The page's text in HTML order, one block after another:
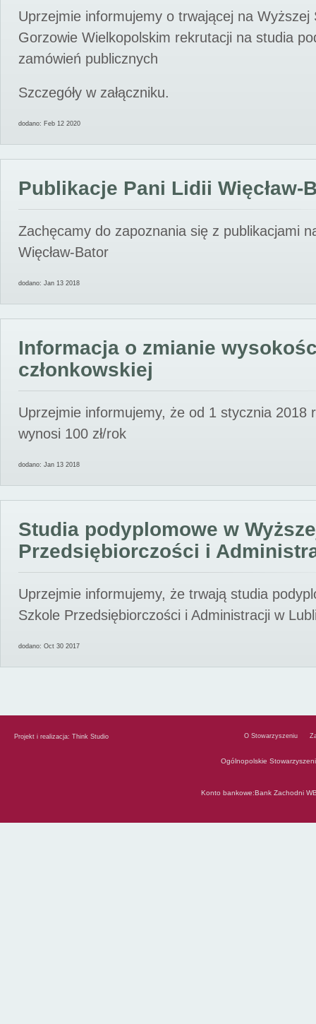
Uprzejmie informujemy o trwającej na Wyższej
Gorzowie Wielkopolskim rekrutacji na studia
zamówień publicznych
Szczegóły w załączniku.
dodano: Feb 12 2020
Publikacje Pani Lidii Więcław-
Zachęcamy do zapoznania się z publikacjami
Więcław-Bator
dodano: Jan 13 2018
Informacja o zmianie
członkowskiej
Uprzejmie informujemy, że od 1 stycznia 2018
wynosi 100 zł/rok
dodano: Jan 13 2018
Studia podyplomowe w
Przedsiębiorczości i
Uprzejmie informujemy, że trwają studia
Szkole Przedsiębiorczości i Administracji w
dodano: Oct 30 2017
Projekt i realizacja: Think Studio O Stowarzyszeniu
Ogólnopolskie
Konto bankowe:Bank Zachodni